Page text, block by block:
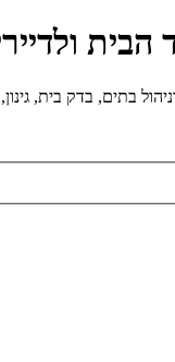
הבית
בתים, בדק בית,